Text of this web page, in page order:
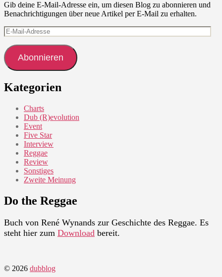
Gib deine E-Mail-Adresse ein, um diesen Blog zu abonnieren und
Benachrichtigungen über neue Artikel per E-Mail zu erhalten.
E-
Mail-
Adresse
Abonnieren
Kategorien
Charts
Dub (R)evolution
Event
Five Star
Interview
Reggae
Review
Sonstiges
Zweite Meinung
Do the Reggae
Buch von René Wynands zur Geschichte des Reggae. Es
steht hier zum Download bereit.
© 2026 dubblog